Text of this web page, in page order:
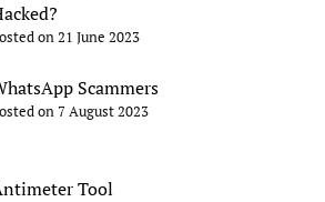
on 21 June 2023
Scammers
on 7 August 2023
Tool